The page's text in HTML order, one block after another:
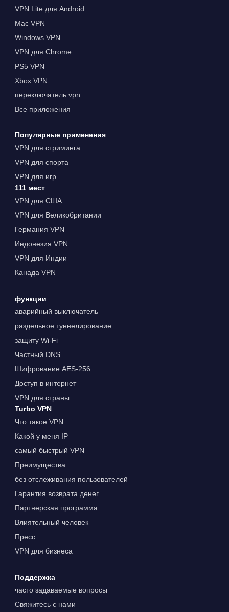
VPN Lite для Android
Mac VPN
Windows VPN
VPN для Chrome
PS5 VPN
Xbox VPN
переключатель vpn
Все приложения
Популярные применения
VPN для стриминга
VPN для спорта
VPN для игр
111 мест
VPN для США
VPN для Великобритании
Германия VPN
Индонезия VPN
VPN для Индии
Канада VPN
функции
аварийный выключатель
раздельное туннелирование
защиту Wi-Fi
Частный DNS
Шифрование AES-256
Доступ в интернет
VPN для страны
Turbo VPN
Что такое VPN
Какой у меня IP
самый быстрый VPN
Преимущества
без отслеживания пользователей
Гарантия возврата денег
Партнерская программа
Влиятельный человек
Пресс
VPN для бизнеса
Поддержка
часто задаваемые вопросы
Свяжитесь с нами